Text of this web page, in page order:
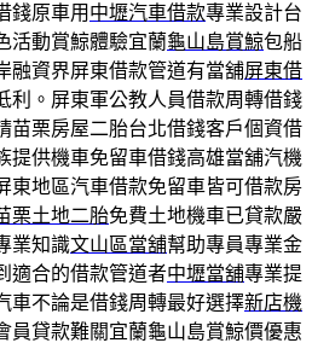
錢原車用 中壢汽車借款專業設計台
活動賞鯨體驗宜蘭龜山島賞鯨包船
融資界屏東借款管道有當舖屏東借
利。屏東軍公教人員借款周轉借錢
苗栗房屋二胎台北借錢客戶個資借
提供機車免留車借錢高雄當舖汽機
東地區汽車借款免留車皆可借款房
栗土地二胎免費土地機車已貸款嚴
業知識文山區當舖幫助專員專業金
適合的借款管道者中壢當舖專業提
車不論是借錢周轉最好選擇新店機
員貸款難關宜蘭龜山島賞鯨價優惠